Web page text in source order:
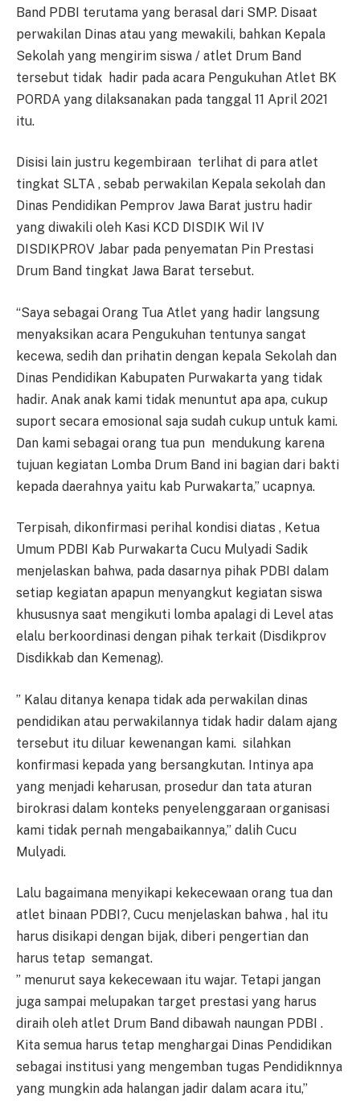
Band PDBI terutama yang berasal dari SMP. Disaat
perwakilan Dinas atau yang mewakili, bahkan Kepala
Sekolah yang mengirim siswa / atlet Drum Band
tersebut tidak hadir pada acara Pengukuhan Atlet BK
PORDA yang dilaksanakan pada tanggal 11 April 2021
itu.
Disisi lain justru kegembiraan terlihat di para atlet
tingkat SLTA , sebab perwakilan Kepala sekolah dan
Dinas Pendidikan Pemprov Jawa Barat justru hadir
yang diwakili oleh Kasi KCD DISDIK Wil IV
DISDIKPROV Jabar pada penyematan Pin Prestasi
Drum Band tingkat Jawa Barat tersebut.
“Saya sebagai Orang Tua Atlet yang hadir langsung
menyaksikan acara Pengukuhan tentunya sangat
kecewa, sedih dan prihatin dengan kepala Sekolah dan
Dinas Pendidikan Kabupaten Purwakarta yang tidak
hadir. Anak anak kami tidak menuntut apa apa, cukup
suport secara emosional saja sudah cukup untuk kami.
Dan kami sebagai orang tua pun mendukung karena
tujuan kegiatan Lomba Drum Band ini bagian dari bakti
kepada daerahnya yaitu kab Purwakarta,” ucapnya.
Terpisah, dikonfirmasi perihal kondisi diatas , Ketua
Umum PDBI Kab Purwakarta Cucu Mulyadi Sadik
menjelaskan bahwa, pada dasarnya pihak PDBI dalam
setiap kegiatan apapun menyangkut kegiatan siswa
khususnya saat mengikuti lomba apalagi di Level atas
elalu berkoordinasi dengan pihak terkait (Disdikprov
Disdikkab dan Kemenag).
” Kalau ditanya kenapa tidak ada perwakilan dinas
pendidikan atau perwakilannya tidak hadir dalam ajang
tersebut itu diluar kewenangan kami. silahkan
konfirmasi kepada yang bersangkutan. Intinya apa
yang menjadi keharusan, prosedur dan tata aturan
birokrasi dalam konteks penyelenggaraan organisasi
kami tidak pernah mengabaikannya,” dalih Cucu
Mulyadi.
Lalu bagaimana menyikapi kekecewaan orang tua dan
atlet binaan PDBI?, Cucu menjelaskan bahwa , hal itu
harus disikapi dengan bijak, diberi pengertian dan
harus tetap semangat.
” menurut saya kekecewaan itu wajar. Tetapi jangan
juga sampai melupakan target prestasi yang harus
diraih oleh atlet Drum Band dibawah naungan PDBI .
Kita semua harus tetap menghargai Dinas Pendidikan
sebagai institusi yang mengemban tugas Pendidiknnya
yang mungkin ada halangan jadir dalam acara itu,”